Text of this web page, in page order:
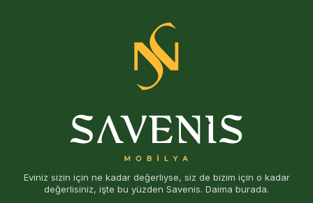
Eviniz sizin için ne kadar değerliyse, siz de bizim için o kadar
değerlisiniz, işte bu yüzden Savenis. Daima burada.